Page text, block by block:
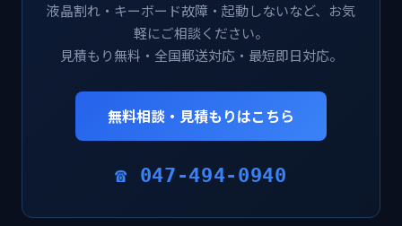
液晶割れ・キーボード故障・起動しないなど、お気
軽にご相談ください。
見積もり無料・全国郵送対応・最短即日対応。
無料相談・見積もりはこちら
☎ 047-494-0940